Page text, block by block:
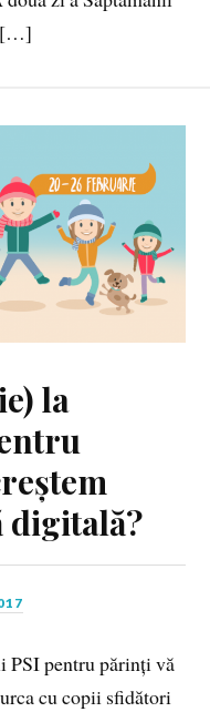
[…]
la
digitală?
PSI pentru părinți vă
cu copii sfidători